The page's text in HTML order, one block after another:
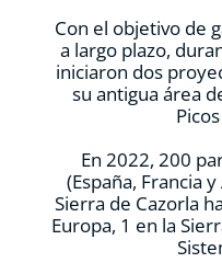
Con el objetivo de
a largo plazo,
iniciaron dos
su antigua área
En 2022, 200
(España, Francia
Sierra de Cazorla
Europa, 1 en la